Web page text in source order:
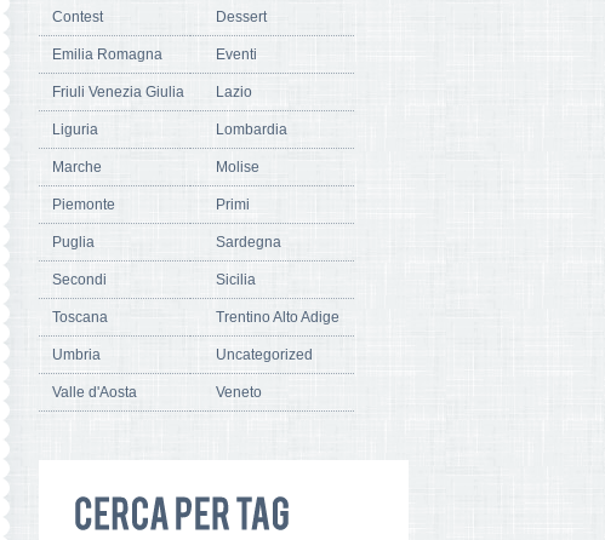
Contest Dessert
Emilia Romagna Eventi
Friuli Venezia Giulia Lazio
Liguria Lombardia
Marche Molise
Piemonte Primi
Puglia Sardegna
Secondi Sicilia
Toscana Trentino Alto Adige
Umbria Uncategorized
Valle d'Aosta Veneto